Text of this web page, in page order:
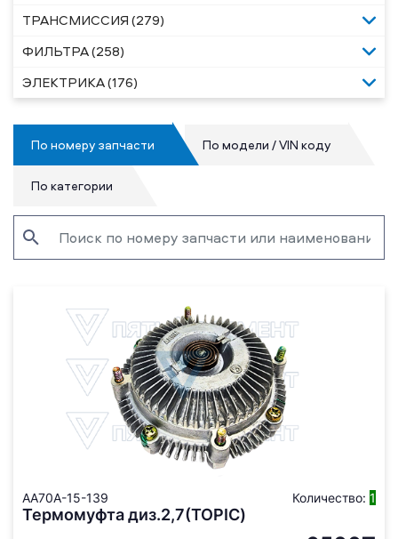
ТРАНСМИССИЯ (279)
ФИЛЬТРА (258)
ЭЛЕКТРИКА (176)
По номеру запчасти По модели / VIN коду
По категории
AA70A-15-139 Количество: 1
Термомуфта диз.2,7(TOPIC)